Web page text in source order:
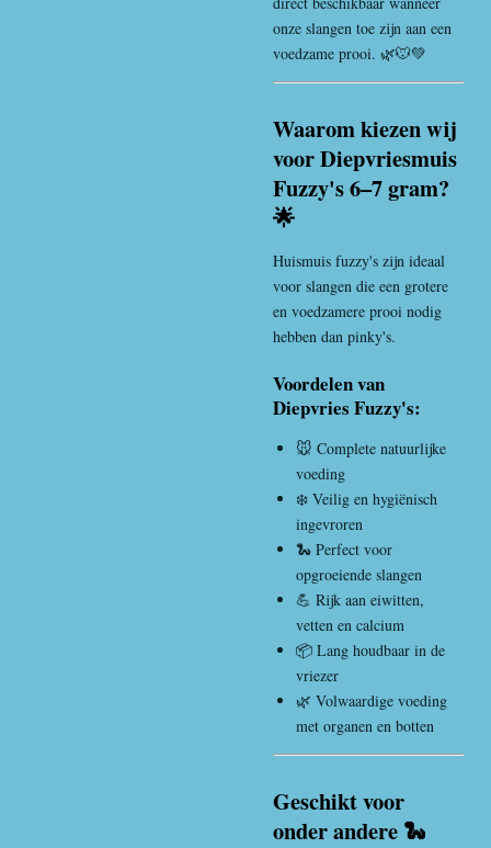
onze slangen toe zijn aan een
voedzame prooi. 🌿🐭💚
Waarom kiezen wij
voor Diepvriesmuis
Fuzzy's 6–7 gram?
🌟
Huismuis fuzzy's zijn ideaal
voor slangen die een grotere
en voedzamere prooi nodig
hebben dan pinky's.
Voordelen van
Diepvries Fuzzy's:
🐭 Complete natuurlijke
voeding
❄️ Veilig en hygiënisch
ingevroren
🐍 Perfect voor
opgroeiende slangen
💪 Rijk aan eiwitten,
vetten en calcium
📦 Lang houdbaar in de
vriezer
🌿 Volwaardige voeding
met organen en botten
Geschikt voor
onder andere 🐍